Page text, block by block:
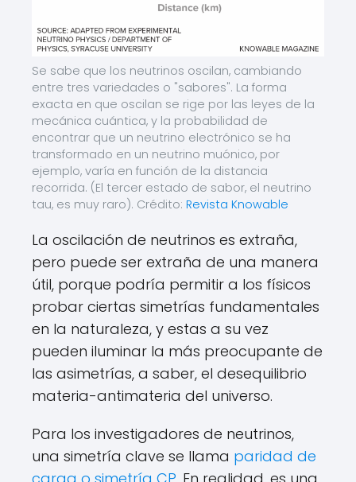
Se sabe que los neutrinos oscilan, cambiando
entre tres variedades o "sabores". La forma
exacta en que oscilan se rige por las leyes de la
mecánica cuántica, y la probabilidad de
encontrar que un neutrino electrónico se ha
transformado en un neutrino muónico, por
ejemplo, varía en función de la distancia
recorrida. (El tercer estado de sabor, el neutrino
tau, es muy raro). Crédito: Revista Knowable
La oscilación de neutrinos es extraña,
pero puede ser extraña de una manera
útil, porque podría permitir a los físicos
probar ciertas simetrías fundamentales
en la naturaleza, y estas a su vez
pueden iluminar la más preocupante de
las asimetrías, a saber, el desequilibrio
materia-antimateria del universo.
Para los investigadores de neutrinos,
una simetría clave se llama paridad de
carga o simetría CP . En realidad, es una